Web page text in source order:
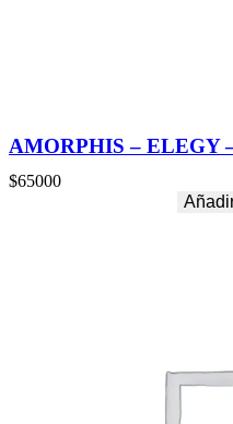
AMORPHIS – ELEGY
$65000